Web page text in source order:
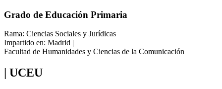
Grado de Educación Primaria
Rama: Ciencias Sociales y Jurídicas
Impartido en: Madrid |
Facultad de Humanidades y Ciencias de la Comunicación
| UCEU